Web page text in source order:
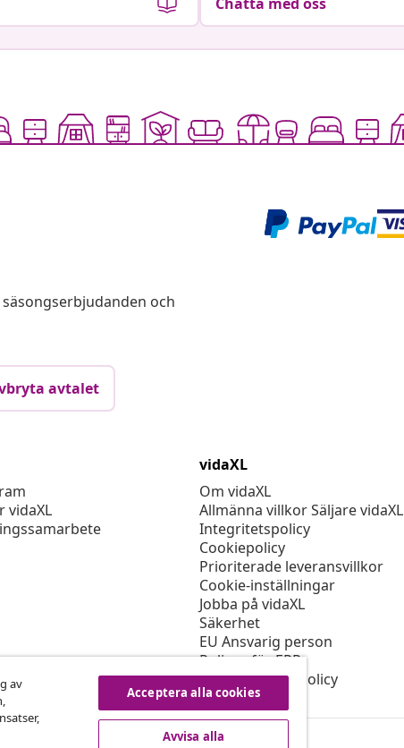
Chatta med oss
och
avtalet
vidaXL
vidaXL
Om vidaXL
Allmänna villkor Säljare vidaXL
Integritetspolicy
Cookiepolicy
Prioriterade leveransvillkor
Cookie-inställningar
Jobba på vidaXL
Säkerhet
EU Ansvarig person
Policyn för EPR
Tillgänglighetspolicy
av
Acceptera alla cookies
Avvisa alla